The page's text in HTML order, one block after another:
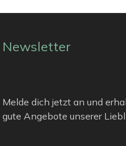
Newsletter
Melde dich jetzt an und
gute Angebote unserer